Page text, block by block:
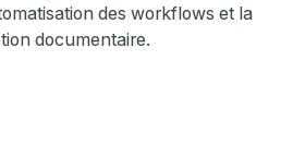
des workflows et la
documentaire.